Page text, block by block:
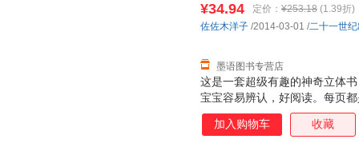
次重复着生活场景，加强宝宝
能力 2. 建立宝宝良好的行为习
这是一套超级有趣的神奇立体
宝宝容易辨认，好阅读。每页
张诱人，而且采用了一些局部
面，让人看到图画内部的东西
¥34.94 定价： ¥253.18 (1.39折)
墨语图书专营店
佐佐木洋子 /2014-03-01 /二十一世
加入购物车 收藏